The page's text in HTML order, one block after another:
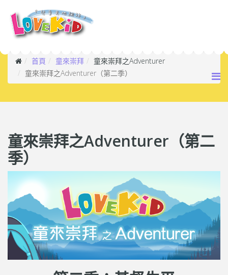
首頁 童來崇拜
童來崇拜之Adventurer
童來崇拜之Adventurer（第二季）
童來崇拜之Adventurer（第二
季）